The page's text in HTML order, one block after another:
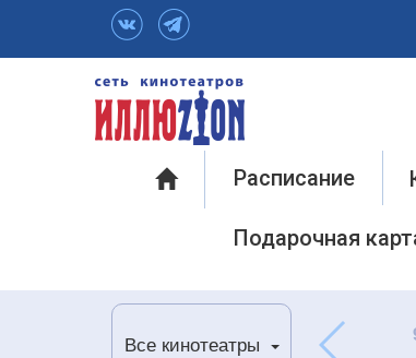
Расписание
Подарочная
Все кинотеатры